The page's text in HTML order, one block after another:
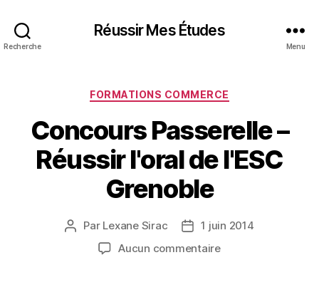
Recherche
Réussir Mes Études
Menu
Catégories
FORMATIONS COMMERCE
Concours Passerelle –
Réussir l'oral de l'ESC
Grenoble
Auteur
l’article
Par Lexane Sirac
Date1 juin 2014
Aucun commentairesur